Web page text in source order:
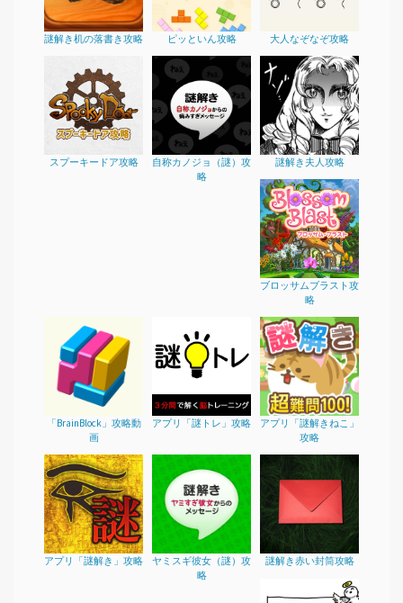
謎解き机の落書き攻略 ピッといん攻略 大人なぞなぞ攻略
スプーキードア攻略
自称カノジョ（謎）攻
略
謎解き夫人攻略
ブロッサムブラスト攻
略
「BrainBlock」攻略動
画
アプリ「謎トレ」攻略
アプリ「謎解きねこ」
攻略
アプリ「謎解き」攻略
ヤミスギ彼女（謎）攻
略
謎解き赤い封筒攻略